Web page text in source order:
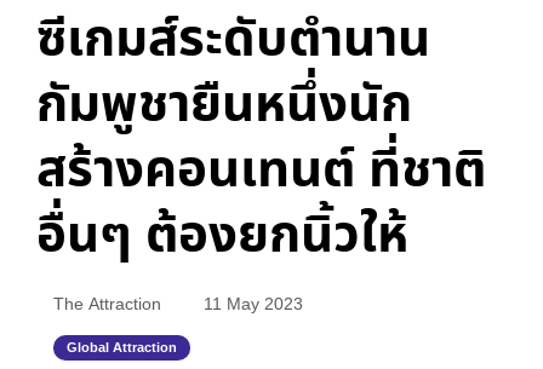
ซีเกมส์ระดับตำนาน
กัมพูชายืนหนึ่งนัก
สร้างคอนเทนต์ ที่ชาติ
อื่นๆ ต้องยกนิ้วให้
The Attraction 11 May 2023
Global Attraction